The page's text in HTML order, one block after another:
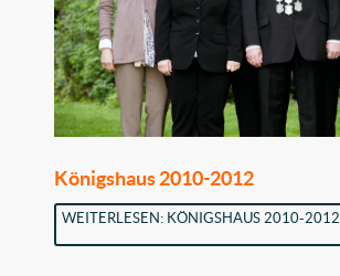
Königshaus 2010-2012
WEITERLESEN: KÖNIGSHAUS 2010-2012